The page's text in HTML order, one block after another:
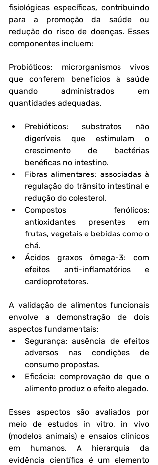
fisiológicas específicas, contribuindo
para a promoção da saúde ou
redução do risco de doenças. Esses
componentes incluem:
Probióticos: microrganismos vivos
que conferem benefícios à saúde
quando administrados em
quantidades adequadas.
Prebióticos: substratos não
digeríveis que estimulam o
crescimento de bactérias
benéficas no intestino.
Fibras alimentares: associadas à
regulação do trânsito intestinal e
redução do colesterol.
Compostos fenólicos:
antioxidantes presentes em
frutas, vegetais e bebidas como o
chá.
Ácidos graxos ômega-3: com
efeitos anti-inflamatórios e
cardioprotetores.
A validação de alimentos funcionais
envolve a demonstração de dois
aspectos fundamentais:
Segurança: ausência de efeitos
adversos nas condições de
consumo propostas.
Eficácia: comprovação de que o
alimento produz o efeito alegado.
Esses aspectos são avaliados por
meio de estudos in vitro, in vivo
(modelos animais) e ensaios clínicos
em humanos. A hierarquia da
evidência científica é um elemento